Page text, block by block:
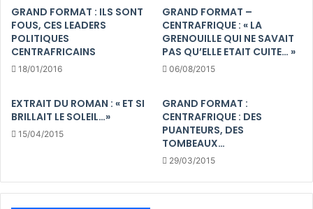
GRAND FORMAT : ILS SONT
FOUS, CES LEADERS
POLITIQUES
CENTRAFRICAINS
18/01/2016
GRAND FORMAT –
CENTRAFRIQUE : « LA
GRENOUILLE QUI NE SAVAIT
PAS QU’ELLE ETAIT CUITE… »
06/08/2015
EXTRAIT DU ROMAN : « ET SI
BRILLAIT LE SOLEIL…»
15/04/2015
GRAND FORMAT :
CENTRAFRIQUE : DES
PUANTEURS, DES
TOMBEAUX…
29/03/2015